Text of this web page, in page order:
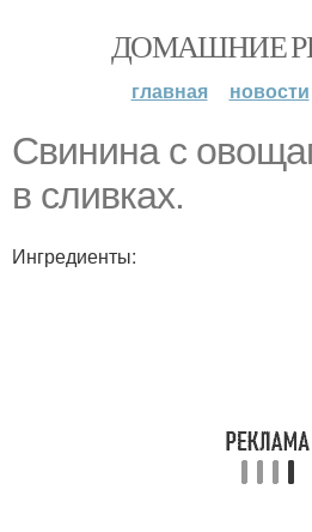
ДОМАШНИЕ
главная новости
Свинина с
в сливках.
Ингредиенты: